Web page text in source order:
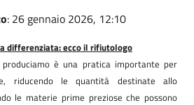
: 26 gennaio 2026, 12:10
differenziata: ecco il rifiutologo
è una pratica importante per
riducendo le quantità destinate allo
le materie prime preziose che possono